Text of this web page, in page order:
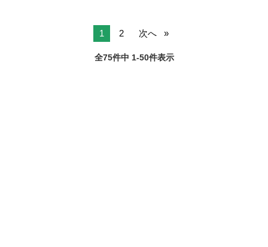
1 2 次へ
全75件中 1-50件表示